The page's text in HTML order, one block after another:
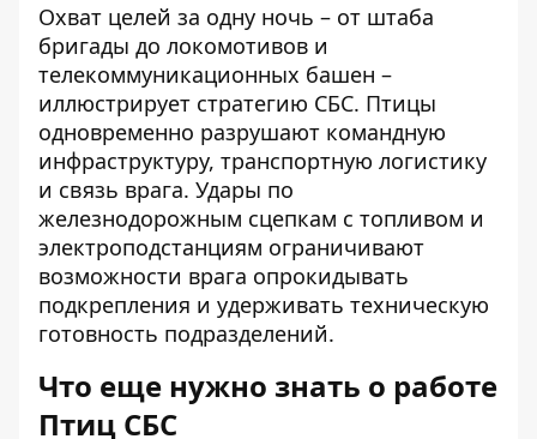
Охват целей за одну ночь – от штаба
бригады до локомотивов и
телекоммуникационных башен –
иллюстрирует стратегию СБС. Птицы
одновременно разрушают командную
инфраструктуру, транспортную логистику
и связь врага. Удары по
железнодорожным сцепкам с топливом и
электроподстанциям ограничивают
возможности врага опрокидывать
подкрепления и удерживать техническую
готовность подразделений.
Что еще нужно знать о работе
Птиц СБС